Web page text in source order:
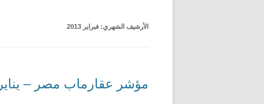
الأرشيف الشهري: فبراير 2013
مؤشر عقارماب مصر – يناير ٢٠١٣